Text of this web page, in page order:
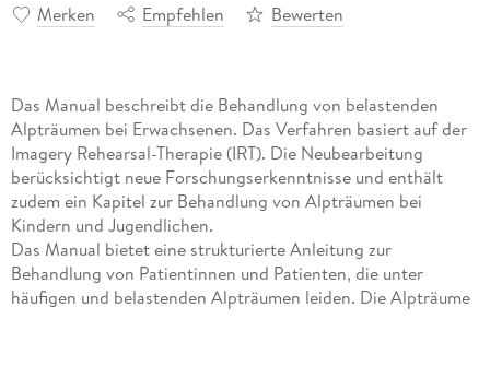
Merken Empfehlen Bewerten
Das Manual beschreibt die Behandlung von belastenden
Alpträumen bei Erwachsenen. Das Verfahren basiert auf der
Imagery Rehearsal-Therapie (IRT). Die Neubearbeitung
berücksichtigt neue Forschungserkenntnisse und enthält
zudem ein Kapitel zur Behandlung von Alpträumen bei
Kindern und Jugendlichen.
Das Manual bietet eine strukturierte Anleitung zur
Behandlung von Patientinnen und Patienten, die unter
häufigen und belastenden Alpträumen leiden. Die Alpträume